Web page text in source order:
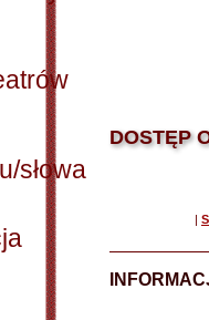
słowa
DOSTĘP
|